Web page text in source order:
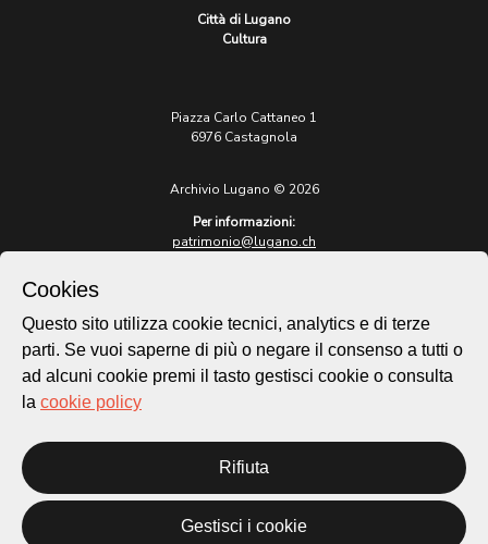
Città di Lugano
Cultura
Piazza Carlo Cattaneo 1
6976 Castagnola
Archivio Lugano © 2026
Per informazioni:
patrimonio@lugano.ch
lugano.ch
Cookie policy
Homepage
Temi
Mappa
Novità
Cookies
Questo sito utilizza cookie tecnici, analytics e di terze
parti. Se vuoi saperne di più o negare il consenso a tutti o
ad alcuni cookie premi il tasto gestisci cookie o consulta
la cookie policy
Rifiuta
Gestisci i cookie